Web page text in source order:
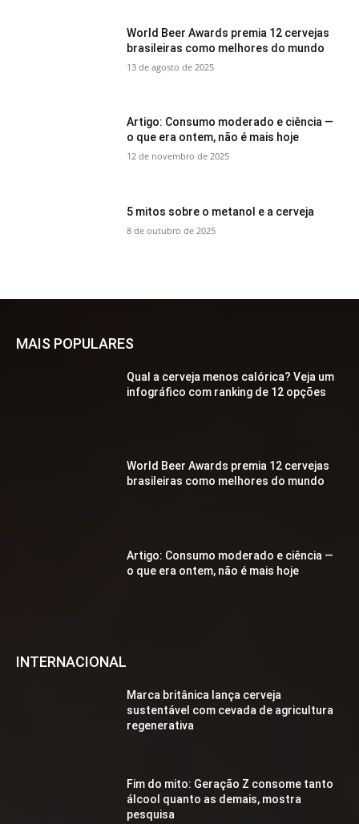
World Beer Awards premia 12 cervejas
brasileiras como melhores do mundo
13 de agosto de 2025
Artigo: Consumo moderado e ciência —
o que era ontem, não é mais hoje
12 de novembro de 2025
5 mitos sobre o metanol e a cerveja
8 de outubro de 2025
MAIS POPULARES
Qual a cerveja menos calórica? Veja um
infográfico com ranking de 12 opções
World Beer Awards premia 12 cervejas
brasileiras como melhores do mundo
Artigo: Consumo moderado e ciência —
o que era ontem, não é mais hoje
INTERNACIONAL
Marca britânica lança cerveja
sustentável com cevada de agricultura
regenerativa
Fim do mito: Geração Z consome tanto
álcool quanto as demais, mostra
pesquisa